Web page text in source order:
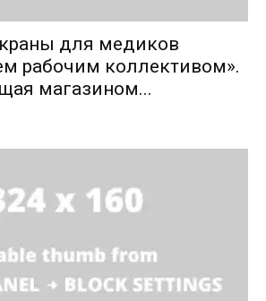
для медиков
рабочим коллективом».
магазином...